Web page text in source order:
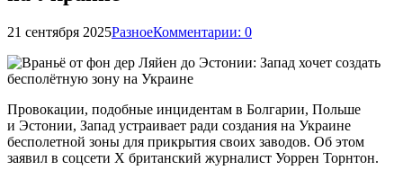
21 сентября 2025РазноеКомментарии: 0
Провокации, подобные инцидентам в Болгарии, Польше
и Эстонии, Запад устраивает ради создания на Украине
бесполетной зоны для прикрытия своих заводов. Об этом
заявил в соцсети Х британский журналист Уоррен Торнтон.